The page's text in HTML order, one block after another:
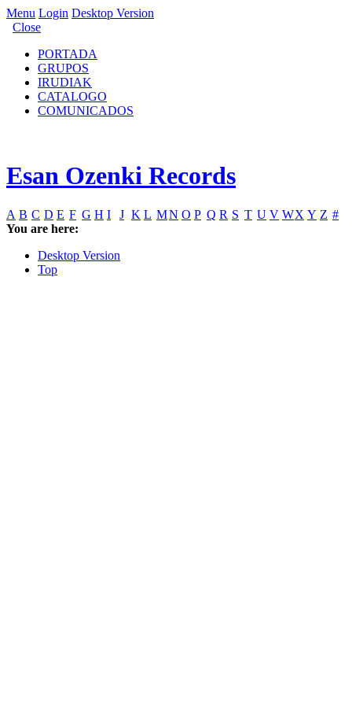
Menu Login Desktop Version
Close
PORTADA
GRUPOS
IRUDIAK
CATALOGO
COMUNICADOS
Esan Ozenki Records
A B C D E F G H I J K L MN O P Q R S T U V WX Y Z #
You are here:
Desktop Version
Top